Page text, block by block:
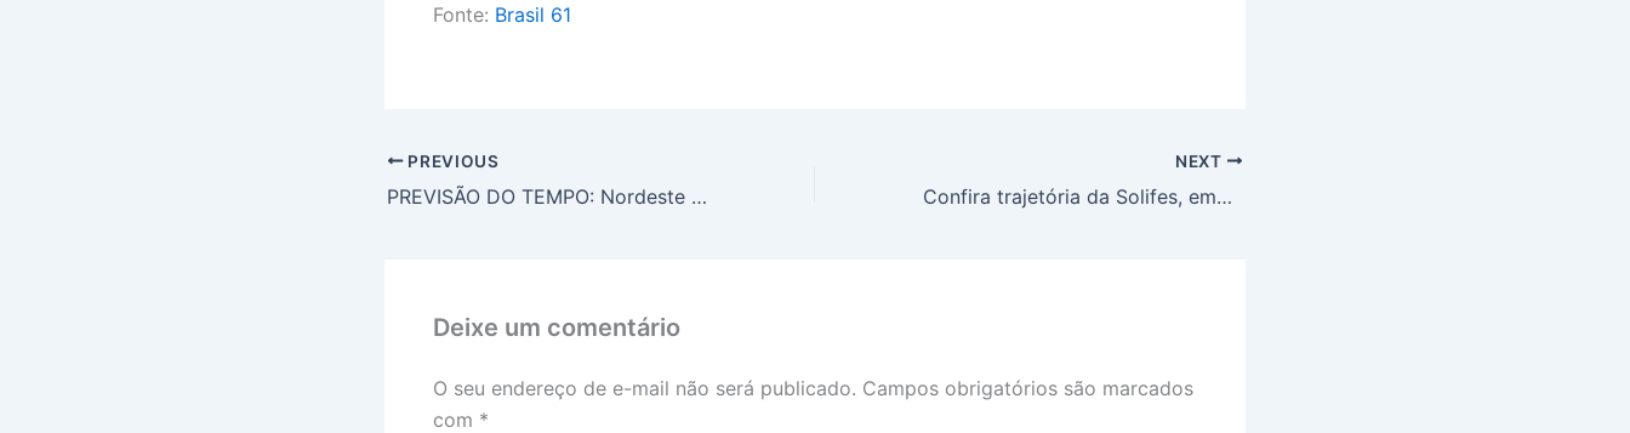
Fonte: Brasil 61
PREVIOUS
PREVISÃO DO TEMPO: Nordeste será chuvoso, neste sábado (1°)
NEXT
Confira trajetória da Solifes, empresa do ramo esportivo que já exporta para 10 países
Deixe um comentário
O seu endereço de e-mail não será publicado. Campos obrigatórios são marcados
com *